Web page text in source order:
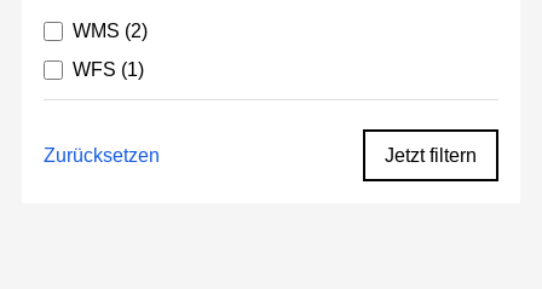
WMS (2)
WFS (1)
Zurücksetzen Jetzt filtern